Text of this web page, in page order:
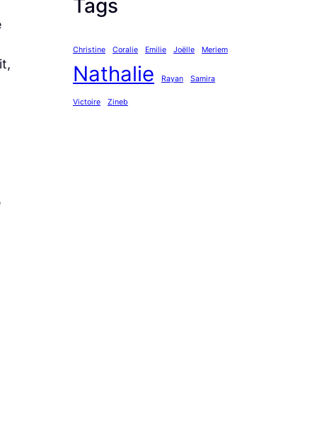
Tags
Christine Coralie Emilie Joëlle Meriem
Nathalie Rayan Samira
Victoire Zineb